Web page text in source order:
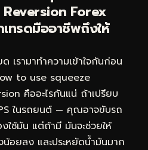
Forex
เทรดมืออาชีพถึงให้
เรามาทำความเข้าใจกันก่อน
to use squeeze
คืออะไรกันแน่ ถ้าเปรียบ
ในรถยนต์ — คุณอาจขับรถ
ใช้มัน แต่ถ้ามี มันจะช่วยให้
อยลง และประหยัดน้ำมันมาก